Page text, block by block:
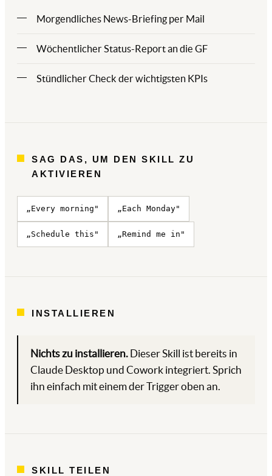
Morgendliches News-Briefing per Mail
Wöchentlicher Status-Report an die GF
Stündlicher Check der wichtigsten KPIs
SAG DAS, UM DEN SKILL ZU
AKTIVIEREN
„Every morning" „Each Monday"
„Schedule this" „Remind me in"
INSTALLIEREN
Nichts zu installieren. Dieser Skill ist bereits in
Claude Desktop und Cowork integriert. Sprich
ihn einfach mit einem der Trigger oben an.
SKILL TEILEN